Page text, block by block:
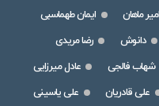
امیر ماهان
ایمان طهماسبی
دانوش
رضا مریدی
شهاب فالجی
عادل میرزایی
علی قادریان
علی یاسینی